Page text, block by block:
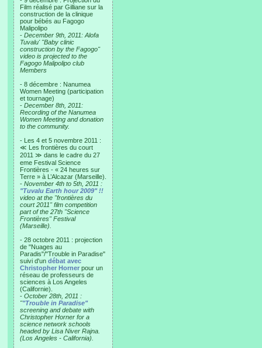
Film réalisé par Gilliane sur la
construction de la clinique
pour bébés au Fagogo
Malipolipo
- December 9th, 2011: Alofa
Tuvalu' "Baby clinic
construction by the Fagogo"
video is projected to the
Fagogo Malipolipo club
Members
- 8 décembre : Nanumea
Women Meeting (participation
et tournage)
- December 8th, 2011:
Recording of the Nanumea
Women Meeting and donation
to the community.
- Les 4 et 5 novembre 2011 :
≪ Les frontières du court
2011 ≫ dans le cadre du 27
eme Festival Science
Frontières - « 24 heures sur
Terre » à L’Alcazar (Marseille).
- November 4th to 5th, 2011 :
"Tuvalu Earth hour 2009" !!
video at the "frontières du
court 2011" film competition
part of the 27th "Science
Frontières" Festival
(Marseille).
- 28 octobre 2011 : projection
de "Nuages au
Paradis"/"Trouble in Paradise"
suivi d'un débat avec
Christopher Horner pour un
réseau de professeurs de
sciences à Los Angeles
(Californie).
- October 28th, 2011 :
""Trouble in Paradise"
screening and debate with
Christopher Horner for a
science network schools
headed by Lisa Niver Rajna.
(Los Angeles - California).